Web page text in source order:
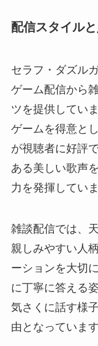
配信スタイル
セラフ・ダズル
ゲーム配信から
ツを提供してい
ゲームを得意と
が視聴者に好評
ある美しい歌声
力を発揮していま
雑談配信では、
親しみやすい人
ーションを大切
に丁寧に答える
気さくに話す様
由となっています